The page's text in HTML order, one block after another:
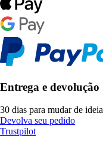
Entrega e devolução
30 dias para mudar de ideia
Devolva seu pedido
Trustpilot